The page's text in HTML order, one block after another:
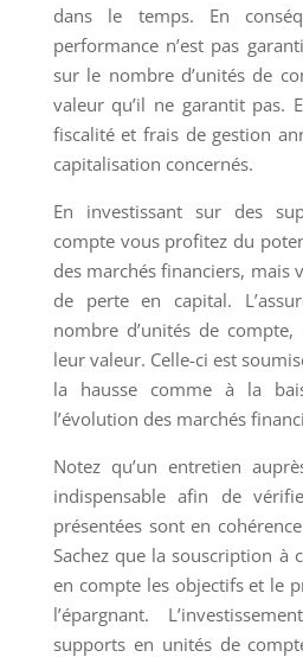
dans le temps. En
performance n’est pas
sur le nombre d’unités de
valeur qu’il ne garantit pas.
fiscalité et frais de gestion
capitalisation concernés.
En investissant sur des
compte vous profitez du
des marchés financiers, mais
de perte en capital.
nombre d’unités de
leur valeur. Celle-ci est
la hausse comme à la
l’évolution des marchés
Notez qu’un entretien
indispensable afin de
présentées sont en
Sachez que la souscription à
en compte les objectifs et le
l’épargnant.
supports en unités de